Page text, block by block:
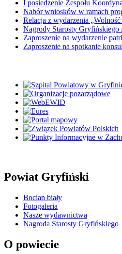
I posiedzenie Zespołu
Nabór wniosków w ramach
Relacja z wydarzenia
Nagrody Starosty Gryfińskiego
Zaproszenie na wydarzenie
Zaproszenie na spotkanie
Powiat Gryfiński
Bocian biały
Fotogaleria
Nasze wydawnictwa
Nagroda Starosty Gryfińskiego
O powiecie